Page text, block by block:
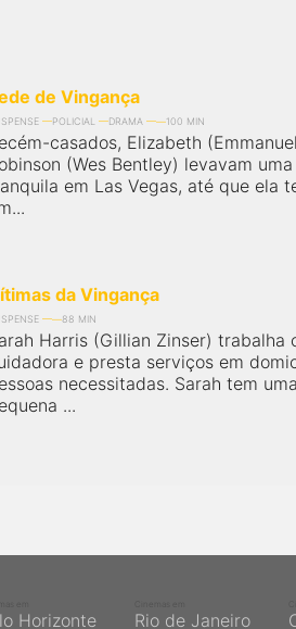
de Vingança
POLICIAL DRAMA 100 MIN
casados, Elizabeth
(Wes Bentley) levavam
em Las Vegas, até que ela
da Vingança
88 MIN
Harris (Gillian Zinser) trabalha
e presta serviços em
necessitadas. Sarah tem
...
Horizonte Rio de Janeiro